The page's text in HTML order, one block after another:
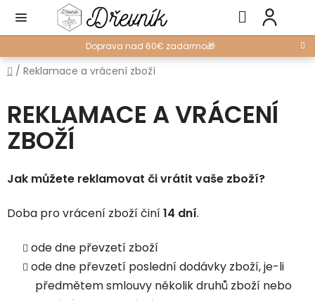
obsah
Doprava nad 60€ zadarmo🎁
Hľadať
Domov
/ Reklamace a vrácení zboží
REKLAMACE A VRÁCENÍ
ZBOŽÍ
Jak můžete reklamovat či vrátit vaše zboží?
Doba pro vrácení zboží činí14 dní.
ode dne převzetí zboží
ode dne převzetí poslední dodávky zboží, je-li
předmětem smlouvy několik druhů zboží nebo